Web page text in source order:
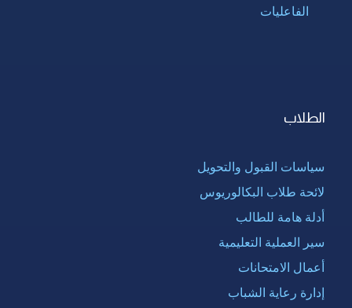
الفاعليات
الطلاب
سياسات القبول والتحويل
لائحة طلاب البكالوريوس
أدلة هامة للطالب
سير العملية التعليمية
أعمال الامتحانات
إدارة رعاية الشباب